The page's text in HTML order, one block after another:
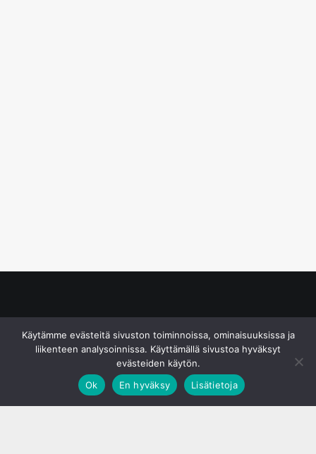
Käytämme evästeitä sivuston toiminnoissa, ominaisuuksissa ja
liikenteen analysoinnissa. Käyttämällä sivustoa hyväksyt
evästeiden käytön.
Ok
En hyväksy Lisätietoja